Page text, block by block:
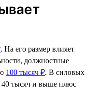
. На его размер влияет
должностные
100 тысяч ₽. В силовых
40 тысяч и выше плюс